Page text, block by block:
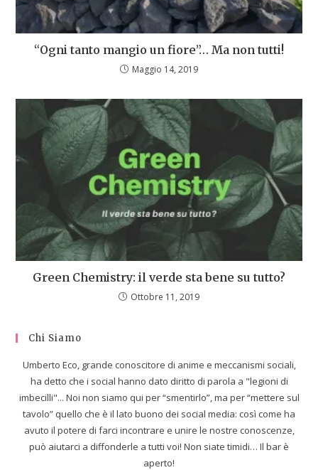
“Ogni tanto mangio un fiore”… Ma non tutti!
Maggio 14, 2019
Green Chemistry: il verde sta bene su tutto?
Ottobre 11, 2019
Chi Siamo
Umberto Eco, grande conoscitore di anime e meccanismi sociali,
ha detto che i social hanno dato diritto di parola a "legioni di
imbecilli"... Noi non siamo qui per “smentirlo”, ma per “mettere sul
tavolo” quello che è il lato buono dei social media: così come ha
avuto il potere di farci incontrare e unire le nostre conoscenze,
può aiutarci a diffonderle a tutti voi! Non siate timidi… Il bar è
aperto!